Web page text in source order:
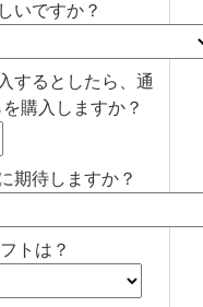
いですか？
するとしたら、通
購入しますか？
期待しますか？
トは？